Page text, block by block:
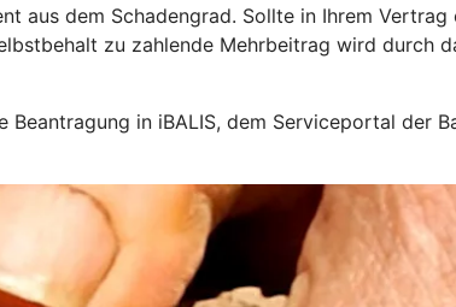
aus dem Schadengrad. Sollte in Ihrem Vertrag
zu zahlende Mehrbeitrag wird durch
in iBALIS, dem Serviceportal der